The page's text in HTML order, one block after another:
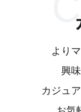
より
興
カジュ